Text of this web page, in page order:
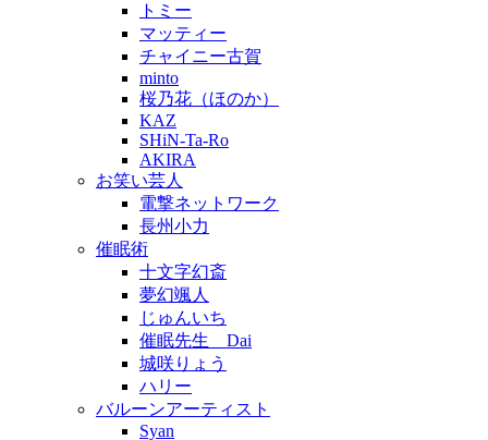
トミー
マッティー
チャイニー古賀
minto
桜乃花（ほのか）
KAZ
SHiN-Ta-Ro
AKIRA
お笑い芸人
電撃ネットワーク
長州小力
催眠術
十文字幻斎
夢幻颯人
じゅんいち
催眠先生 Dai
城咲りょう
ハリー
バルーンアーティスト
Syan